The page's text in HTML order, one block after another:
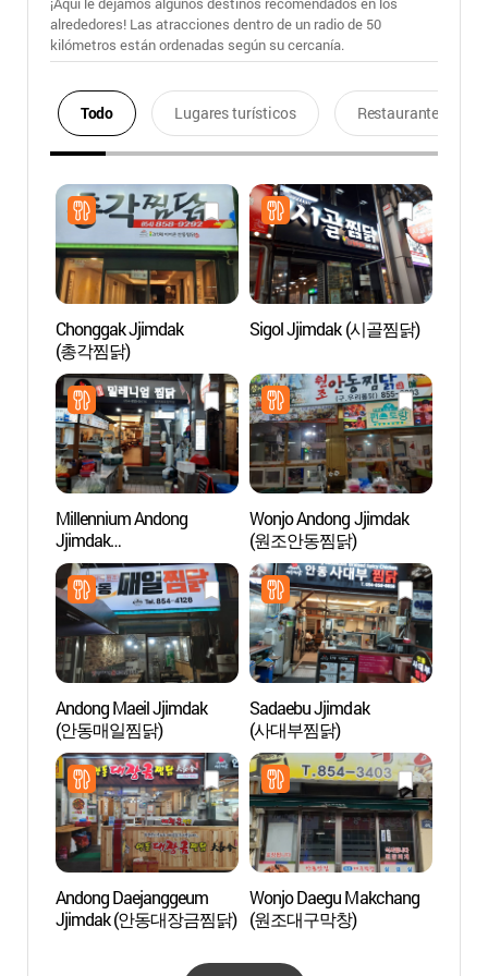
alrededores! Las atracciones dentro de un radio de 50
kilómetros están ordenadas según su cercanía.
Todo Lugares turísticos Restaurantes
Chonggak Jjimdak
(총각찜닭)
Sigol Jjimdak (시골찜닭)
Millennium Andong
Jjimdak
(밀레니엄안동찜닭)
Wonjo Andong Jjimdak
(원조안동찜닭)
Andong Maeil Jjimdak
(안동매일찜닭)
Sadaebu Jjimdak
(사대부찜닭)
Andong Daejanggeum
Jjimdak (안동대장금찜닭)
Wonjo Daegu Makchang
(원조대구막창)